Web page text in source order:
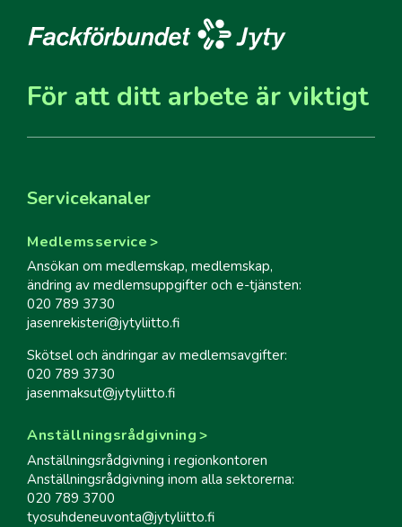
För att ditt arbete är viktigt
Servicekanaler
Medlemsservice
Ansökan om medlemskap, medlemskap,
ändring av medlemsuppgifter och e-tjänsten:
020 789 3730
jasenrekisteri@jytyliitto.fi
Skötsel och ändringar av medlemsavgifter:
020 789 3730
jasenmaksut@jytyliitto.fi
Anställningsrådgivning
Anställningsrådgivning i regionkontoren
Anställningsrådgivning inom alla sektorerna:
020 789 3700
tyosuhdeneuvonta@jytyliitto.fi